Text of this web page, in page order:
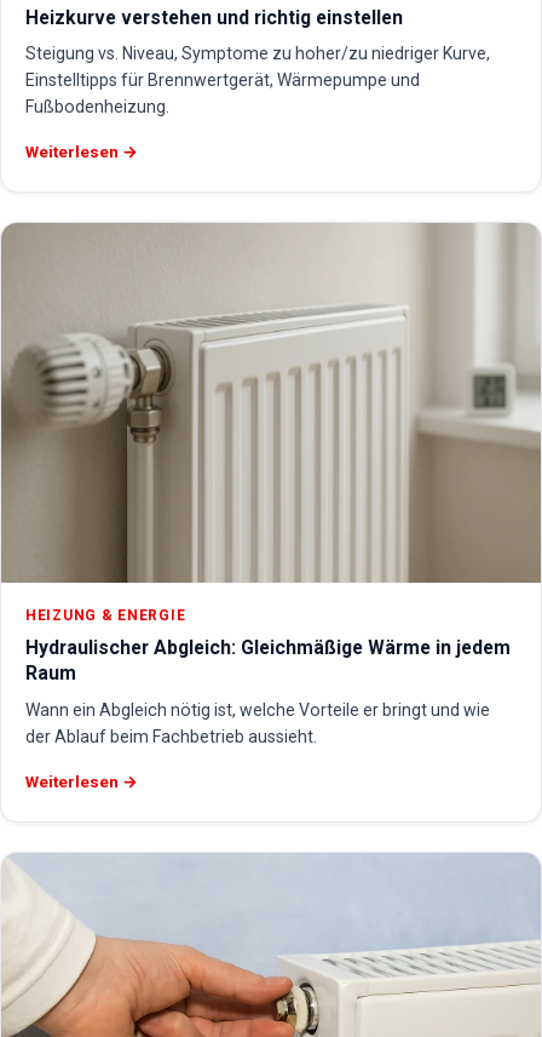
Heizkurve verstehen und richtig einstellen
Steigung vs. Niveau, Symptome zu hoher/zu niedriger Kurve,
Einstelltipps für Brennwertgerät, Wärmepumpe und
Fußbodenheizung.
Weiterlesen →
HEIZUNG & ENERGIE
Hydraulischer Abgleich: Gleichmäßige Wärme in jedem
Raum
Wann ein Abgleich nötig ist, welche Vorteile er bringt und wie
der Ablauf beim Fachbetrieb aussieht.
Weiterlesen →